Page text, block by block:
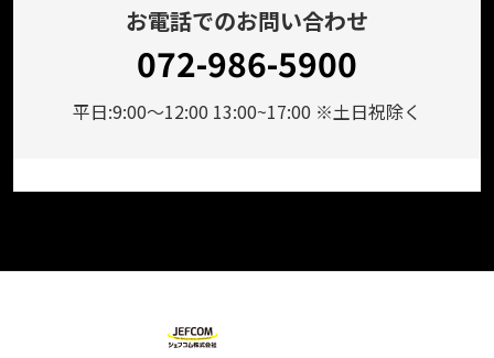
お電話でのお問い合わせ
072-986-5900
平日:9:00～12:00 13:00~17:00 ※土日祝除く